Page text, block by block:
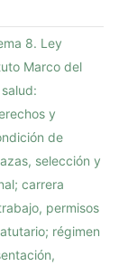
8. Ley
Marco del
y
de
selección y
carrera
permisos
régimen